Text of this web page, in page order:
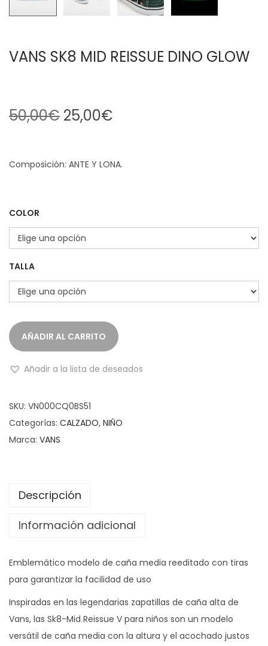
VANS SK8 MID REISSUE DINO GLOW
50,00€ 25,00€
Composición: ANTE Y LONA.
COLOR
TALLA
AÑADIR AL CARRITO
Añadir a la lista de deseados
SKU: VN000CQ0BS51
Categorías: CALZADO, NIÑO
Marca: VANS
Descripción
Información adicional
Emblemático modelo de caña media reeditado con tiras
para garantizar la facilidad de uso
Inspiradas en las legendarias zapatillas de caña alta de
Vans, las Sk8-Mid Reissue V para niños son un modelo
versátil de caña media con la altura y el acochado justos